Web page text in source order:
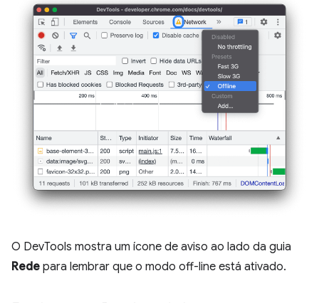
O DevTools mostra um ícone de aviso ao lado da guia
Rede para lembrar que o modo off-line está ativado.